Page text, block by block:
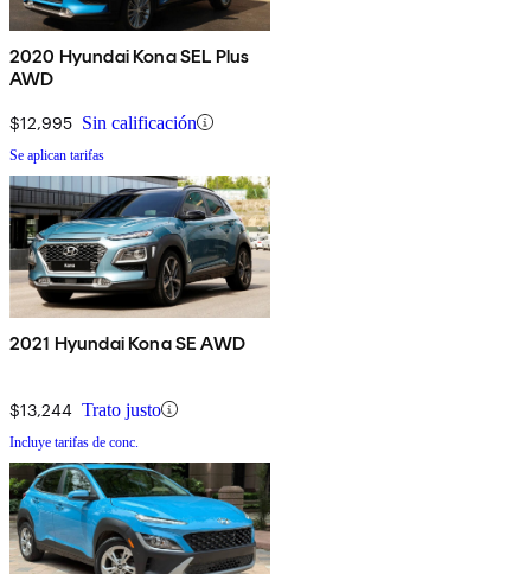
2020 Hyundai Kona SEL Plus
AWD
$12,995 Sin calificación
Se aplican tarifas
2021 Hyundai Kona SE AWD
$13,244 Trato justo
Incluye tarifas de conc.